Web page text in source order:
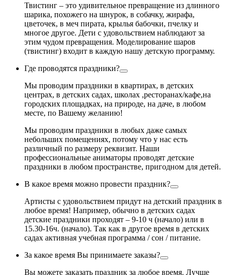
Твистинг – это удивительное превращение из длинного
шарика, похожего на шнурок, в собачку, жирафа,
цветочек, в меч пирата, крылья бабочки, пчелку и
многое другое. Дети с удовольствием наблюдают за
этим чудом превращения. Моделирование шаров
(твистинг) входит в каждую нашу детскую программу.
Где проводятся праздники?
Мы проводим праздники в квартирах, в детских
центрах, в детских садах, школах ,ресторанах/кафе,на
городских площадках, на природе, на даче, в любом
месте, по Вашему желанию!
Мы проводим праздники в любых даже самых
небольших помещениях, потому что у нас есть
различный по размеру реквизит. Наши
профессиональные аниматоры проводят детские
праздники в любом пространстве, пригодном для детей.
В какое время можно провести праздник?
Артисты с удовольствием придут на детский праздник в
любое время! Например, обычно в детских садах
детские праздники проходят – 9-10 ч (начало) или в
15.30-16ч. (начало). Так как в другое время в детских
садах активная учебная программа / сон / питание.
За какое время Вы принимаете заказы?
Вы можете заказать праздник за любое время. Лучше